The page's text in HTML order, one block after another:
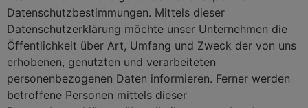
Datenschutzbestimmungen. Mittels dieser
Datenschutzerklärung möchte unser Unternehmen die
Öffentlichkeit über Art, Umfang und Zweck der von uns
erhobenen, genutzten und verarbeiteten
personenbezogenen Daten informieren. Ferner werden
betroffene Personen mittels dieser